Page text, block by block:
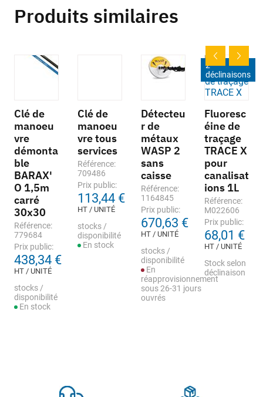
Produits similaires
Clé de
manoeu
vre
démonta
ble
BARAX'
O 1,5m
carré
30x30
Référence:
779684
Prix public:
438,34 €
HT / UNITÉ
stocks /
disponibilité
En stock
Clé de
manoeu
vre tous
services
Référence:
709486
Prix public:
113,44 €
HT / UNITÉ
stocks /
disponibilité
En stock
Détecteu
r de
métaux
WASP 2
sans
caisse
Référence:
1164845
Prix public:
670,63 €
HT / UNITÉ
stocks /
disponibilité
En
réapprovisionnement
sous 26-31 jours
ouvrés
2
déclinaisons
Fluoresc
éine de
traçage
TRACE X
pour
canalisat
ions 1L
Référence:
M022606
Prix public:
68,01 €
HT / UNITÉ
Stock selon
déclinaison